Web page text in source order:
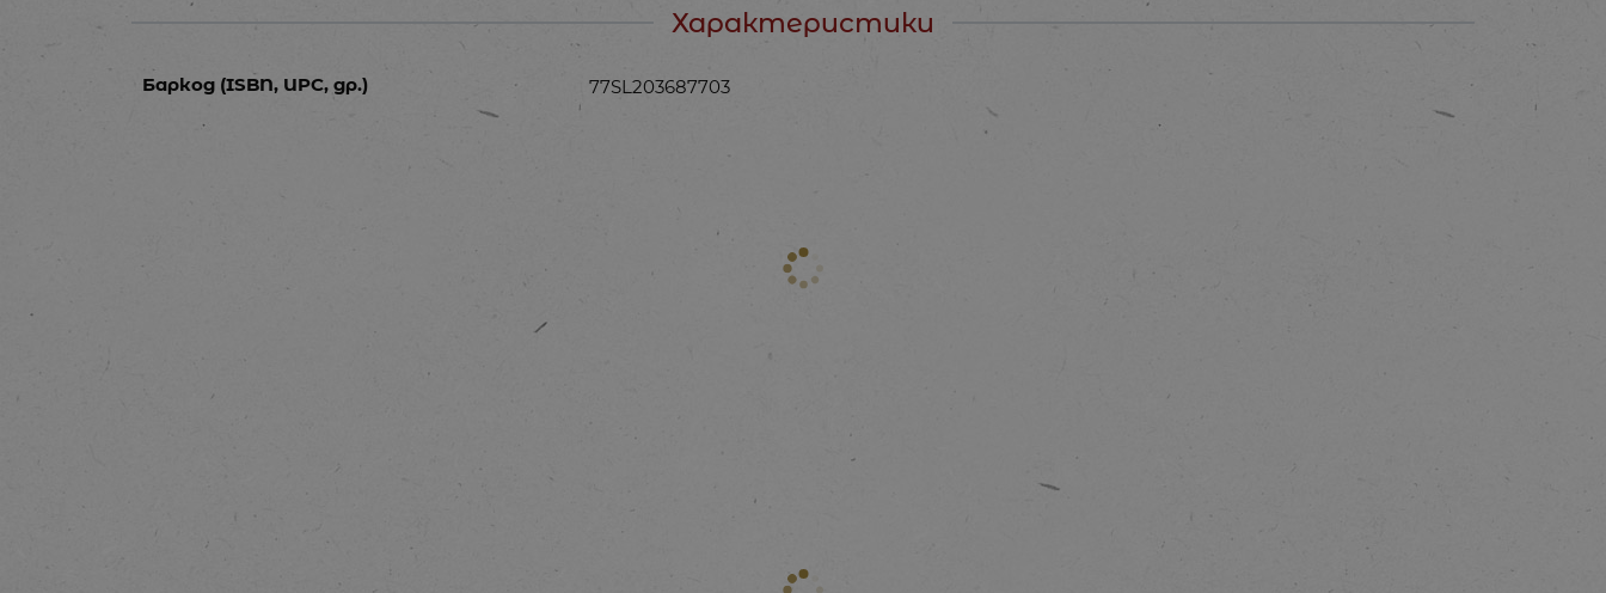
Характеристики
Баркод (ISBN, UPC, др.) 77SL203687703